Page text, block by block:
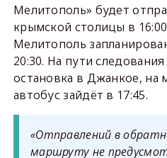
Мелитополь» будет
крымской столицы в
Мелитополь
20:30. На пути
остановка в Джанкое, на
автобус зайдёт в 17:45.
«Отправлений в
маршруту не